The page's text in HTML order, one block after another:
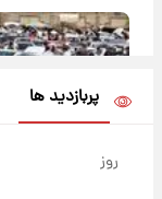
پربازدید ها
روز